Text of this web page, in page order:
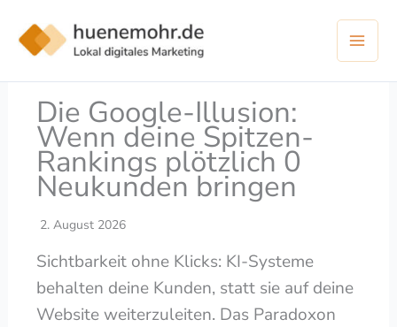
Inhalt
springen
Die Google-Illusion:
Wenn deine Spitzen-
Rankings plötzlich 0
Neukunden bringen
2. August 2026
Sichtbarkeit ohne Klicks: KI-Systeme
behalten deine Kunden, statt sie auf deine
Website weiterzuleiten. Das Paradoxon